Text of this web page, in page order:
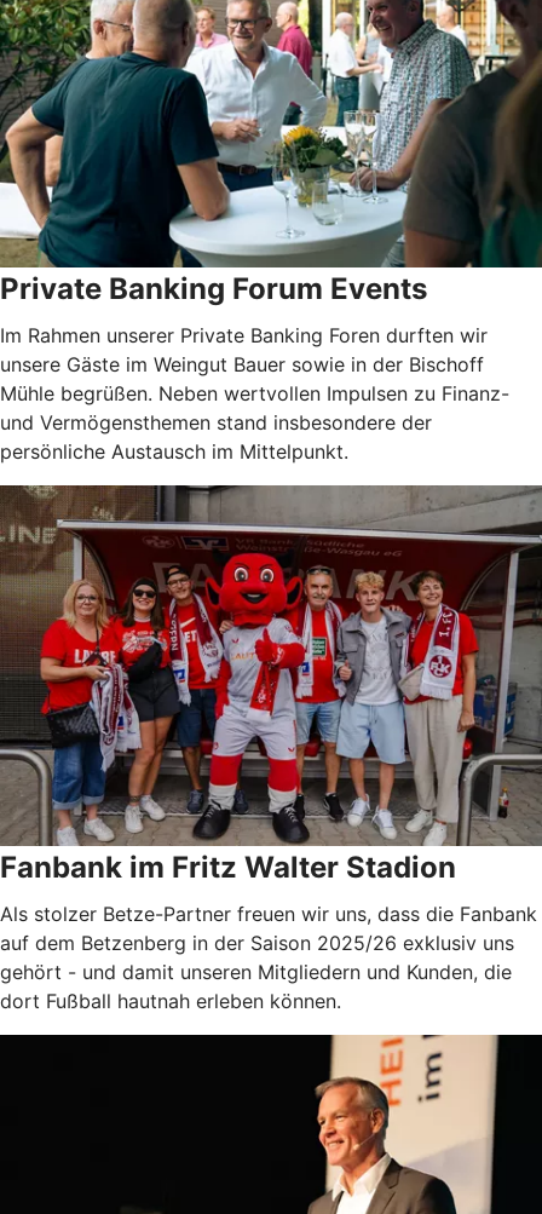
Private Banking Forum Events
Im Rahmen unserer Private Banking Foren durften wir
unsere Gäste im Weingut Bauer sowie in der Bischoff
Mühle begrüßen. Neben wertvollen Impulsen zu Finanz-
und Vermögensthemen stand insbesondere der
persönliche Austausch im Mittelpunkt.
Fanbank im Fritz Walter Stadion
Als stolzer Betze-Partner freuen wir uns, dass die Fanbank
auf dem Betzenberg in der Saison 2025/26 exklusiv uns
gehört - und damit unseren Mitgliedern und Kunden, die
dort Fußball hautnah erleben können.